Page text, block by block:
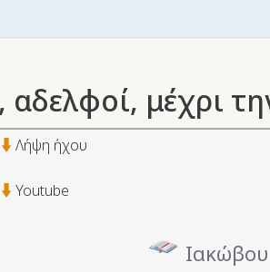
μέχρι
Λήψη ήχου
Youtube